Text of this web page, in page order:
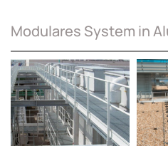
Modulares System in